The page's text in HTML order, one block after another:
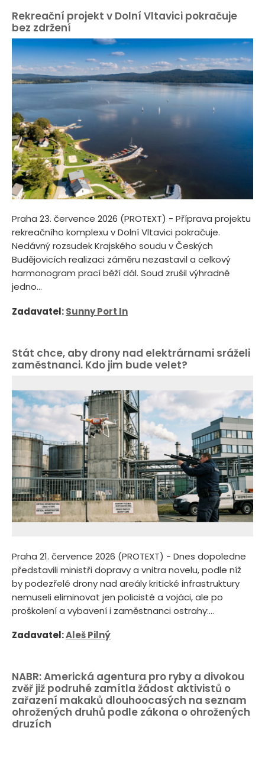
Rekreační projekt v Dolní Vltavici pokračuje
bez zdržení
Praha 23. července 2026 (PROTEXT) - Příprava projektu
rekreačního komplexu v Dolní Vltavici pokračuje.
Nedávný rozsudek Krajského soudu v Českých
Budějovicích realizaci záměru nezastavil a celkový
harmonogram prací běží dál. Soud zrušil výhradně
jedno...
Zadavatel:Sunny Port In
Stát chce, aby drony nad elektrárnami sráželi
zaměstnanci. Kdo jim bude velet?
Praha 21. července 2026 (PROTEXT) - Dnes dopoledne
představili ministři dopravy a vnitra novelu, podle níž
by podezřelé drony nad areály kritické infrastruktury
nemuseli eliminovat jen policisté a vojáci, ale po
proškolení a vybavení i zaměstnanci ostrahy:...
Zadavatel:Aleš Pilný
NABR: Americká agentura pro ryby a divokou
zvěř již podruhé zamítla žádost aktivistů o
zařazení makaků dlouhoocasých na seznam
ohrožených druhů podle zákona o ohrožených
druzích